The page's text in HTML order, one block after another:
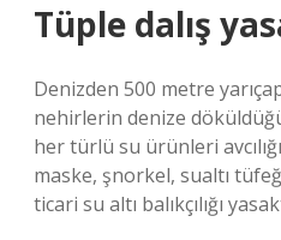
Tüple dalış
Denizden 500 metre
nehirlerin denize
her türlü su ürünleri
maske, şnorkel, sualtı
ticari su altı balıkçılığı